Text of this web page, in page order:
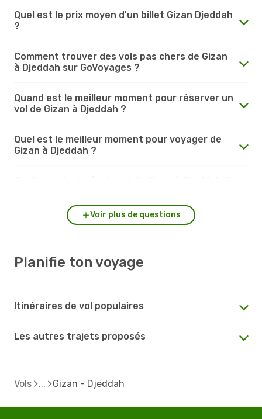
Quel est le prix moyen d'un billet Gizan Djeddah
?
Comment trouver des vols pas chers de Gizan
à Djeddah sur GoVoyages ?
Quand est le meilleur moment pour réserver un
vol de Gizan à Djeddah ?
Quel est le meilleur moment pour voyager de
Gizan à Djeddah ?
Voir plus de questions
Planifie ton voyage
Itinéraires de vol populaires
Les autres trajets proposés
Vols Gizan - Djeddah